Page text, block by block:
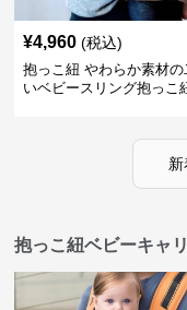
¥4,960 (税込)
抱っこ紐 やわらか素材の
いベビースリング抱っこ
抱っこ紐ベビーキャ